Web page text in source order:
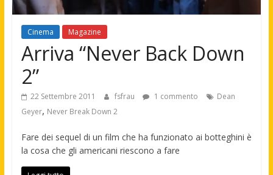
Cinema Magazine
Arriva “Never Back Down
2”
22 Settembre 2011 fsfrau 1 commento
Dean
Geyer, Never Break Down 2
Fare dei sequel di un film che ha funzionato ai botteghini è
la cosa che gli americani riescono a fare